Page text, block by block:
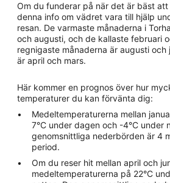
Om du funderar på när det är bäst att
denna info om vädret vara till hjälp
resan. De varmaste månaderna i
och augusti, och de kallaste februari
regnigaste månaderna är augusti
är april och mars.
Här kommer en prognos över hur
temperaturer du kan förvänta dig:
Medeltemperaturerna mellan
7°C under dagen och -4°C under
genomsnittliga nederbörden är 4
period.
Om du reser hit mellan april och
medeltemperaturerna på 22°C